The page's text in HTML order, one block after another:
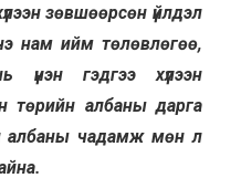
зөвшөөрсөн үйлдэл
нам ийм төлөвлөгөө,
үнэн гэдгээ хүлээн
төрийн албаны дарга
албаны чадамж мөн л